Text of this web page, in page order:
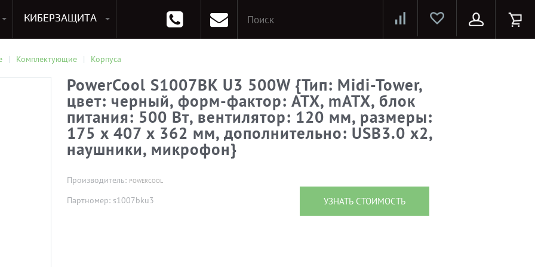
КИБЕРЗАЩИТА
Комплектующие Корпуса
PowerCool S1007BK U3 500W {Тип: Midi-Tower,
цвет: черный, форм-фактор: ATX, mATX, блок
питания: 500 Вт, вентилятор: 120 мм, размеры:
175 x 407 x 362 мм, дополнительно: USB3.0 x2,
наушники, микрофон}
Производитель: POWERCOOL
Партномер: s1007bku3 УЗНАТЬ СТОИМОСТЬ